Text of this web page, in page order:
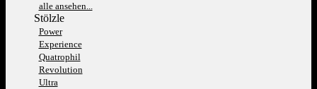
alle ansehen...
Stölzle
Power
Experience
Quatrophil
Revolution
Ultra